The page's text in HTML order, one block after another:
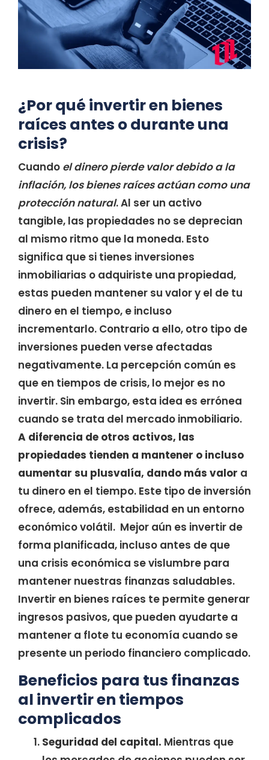
¿Por qué invertir en bienes
raíces antes o durante una
crisis?
Cuando el dinero pierde valor debido a la
inflación, los bienes raíces actúan como una
protección natural. Al ser un activo
tangible, las propiedades no se deprecian
al mismo ritmo que la moneda. Esto
significa que si tienes inversiones
inmobiliarias o adquiriste una propiedad,
estas pueden mantener su valor y el de tu
dinero en el tiempo, e incluso
incrementarlo. Contrario a ello, otro tipo de
inversiones pueden verse afectadas
negativamente. La percepción común es
que en tiempos de crisis, lo mejor es no
invertir. Sin embargo, esta idea es errónea
cuando se trata del mercado inmobiliario.
A diferencia de otros activos, las
propiedades tienden a mantener o incluso
aumentar su plusvalía, dando más valor a
tu dinero en el tiempo. Este tipo de inversión
ofrece, además, estabilidad en un entorno
económico volátil. Mejor aún es invertir de
forma planificada, incluso antes de que
una crisis económica se vislumbre para
mantener nuestras finanzas saludables.
Invertir en bienes raíces te permite generar
ingresos pasivos, que pueden ayudarte a
mantener a flote tu economía cuando se
presente un periodo financiero complicado.
Beneficios para tus finanzas
al invertir en tiempos
complicados
Seguridad del capital. Mientras que